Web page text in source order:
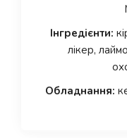
Інгредієнти:
лікер,
Обладнання: